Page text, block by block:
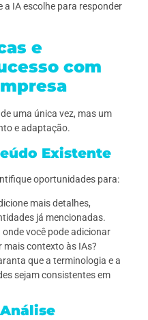
a IA escolhe para responder
e
com
uma única vez, mas um
e adaptação.
Existente
oportunidades para:
mais detalhes,
já mencionadas.
onde você pode adicionar
mais contexto às IAs?
que a terminologia e a
sejam consistentes em